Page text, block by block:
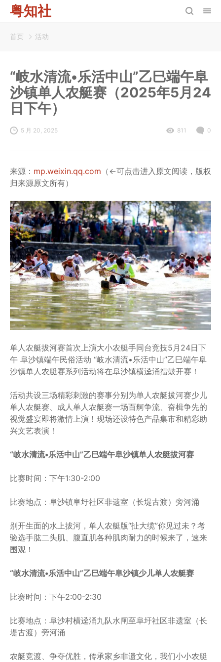
粤知社
首页 活动
“岐水清流•乐活中山”乙巳端午阜
沙镇单人农艇赛（2025年5月24
日下午）
5 月 20, 2025 811 0
来源： mp.weixin.qq.com （←可点击进入原文阅读，版权
归来源原文所有）
单人农艇拔河赛首次上演大小农艇手同台竞技5月24日下
午 阜沙镇端午民俗活动 “岐水清流•乐活中山”乙巳端午阜
沙镇单人农艇赛系列活动将在阜沙镇横迳涌擂鼓开赛！
活动共设三场精彩刺激的赛事分别为单人农艇拔河赛少儿
单人农艇赛、成人单人农艇赛一场百舸争流、奋楫争先的
视觉盛宴即将激情上演！现场还设特色产品集市和精彩助
兴文艺表演！
“岐水清流•乐活中山”乙巳端午阜沙镇单人农艇拔河赛
比赛时间：下午1:30-2:00
比赛地点：阜沙镇阜圩社区非遗室（长堤古渡）旁河涌
别开生面的水上拔河，单人农艇版“扯大缆”你见过未？考
验选手肱二头肌、腹直肌各种肌肉耐力的时候来了，速来
围观！
“岐水清流•乐活中山”乙巳端午阜沙镇少儿单人农艇赛
比赛时间：下午2:00-2:30
比赛地点：阜沙村横迳涌九队水闸至阜圩社区非遗室（长
堤古渡）旁河涌
农艇竞渡、争夺优胜，传承家乡非遗文化，我们小小农艇